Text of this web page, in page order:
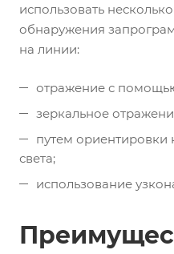
использовать
обнаружения
на линии:
отражение с
зеркальное
путем ориентировки
света;
использование